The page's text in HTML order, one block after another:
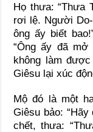
Họ thưa: “Thưa
rơi lệ. Người
ông ấy biết
“Ông ấy đã
không làm
Giêsu lại xúc
Mộ đó là một
Giêsu bảo:
chết, thưa: